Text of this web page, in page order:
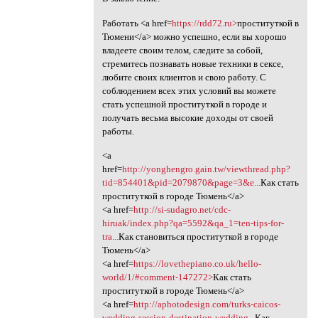
Работать <a href=https://rdd72.ru>проституткой в
Тюмени</a> можно успешно, если вы хорошо
владеете своим телом, следите за собой,
стремитесь познавать новые техники в сексе,
любите своих клиентов и свою работу. С
соблюдением всех этих условий вы можете
стать успешной проституткой в городе и
получать весьма высокие доходы от своей
работы.
<a
href=http://yonghengro.gain.tw/viewthread.php?
tid=854401&pid=2079870&page=3&e...Как стать
проституткой в городе Тюмень</a>
<a href=http://si-sudagro.net/cdc-
hiruak/index.php?qa=5592&qa_1=ten-tips-for-
tra...Как становиться проституткой в городе
Тюмень</a>
<a href=https://lovethepiano.co.uk/hello-
world/1/#comment-147272>Как стать
проституткой в городе Тюмень</a>
<a href=http://aphotodesign.com/turks-caicos-